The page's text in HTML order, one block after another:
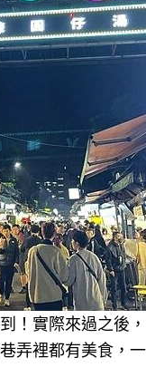
！實際來過之後
弄裡都有美食，